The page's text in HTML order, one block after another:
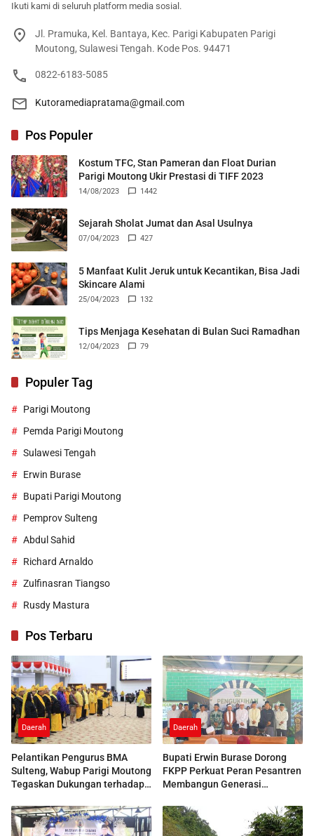
Ikuti kami di seluruh platform media sosial.
Jl. Pramuka, Kel. Bantaya, Kec. Parigi Kabupaten Parigi
Moutong, Sulawesi Tengah. Kode Pos. 94471
0822-6183-5085
Kutoramediapratama@gmail.com
Pos Populer
Kostum TFC, Stan Pameran dan Float Durian
Parigi Moutong Ukir Prestasi di TIFF 2023
14/08/2023 1442
Sejarah Sholat Jumat dan Asal Usulnya
07/04/2023 427
5 Manfaat Kulit Jeruk untuk Kecantikan, Bisa Jadi
Skincare Alami
25/04/2023 132
Tips Menjaga Kesehatan di Bulan Suci Ramadhan
12/04/2023 79
Populer Tag
Parigi Moutong
Pemda Parigi Moutong
Sulawesi Tengah
Erwin Burase
Bupati Parigi Moutong
Pemprov Sulteng
Abdul Sahid
Richard Arnaldo
Zulfinasran Tiangso
Rusdy Mastura
Pos Terbaru
Daerah
Pelantikan Pengurus BMA
Sulteng, Wabup Parigi Moutong
Tegaskan Dukungan terhadap
Daerah
Bupati Erwin Burase Dorong
FKPP Perkuat Peran Pesantren
Membangun Generasi